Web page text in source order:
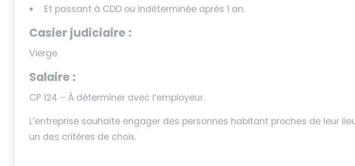
Et passant à CDD ou indéterminée après 1 an.
Casier judiciaire :
Vierge
Salaire :
CP 124 – À déterminer avec l’employeur.
L’entreprise souhaite engager des personnes habitant proches de leur
un des critères de choix.